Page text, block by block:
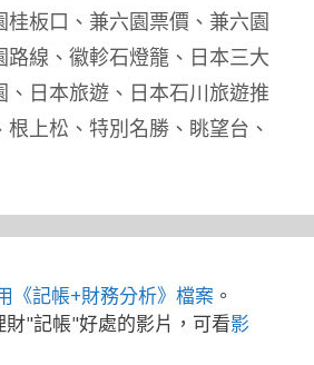
桂板口 、 兼六園票價 、 兼六園
路線 、 徽軫石燈籠 、 日本三大
、 日本旅遊 、 日本石川旅遊推
根上松 、 特別名勝 、 眺望台 、
《記帳+財務分析》檔案 。
"記帳"好處的影片，可看影